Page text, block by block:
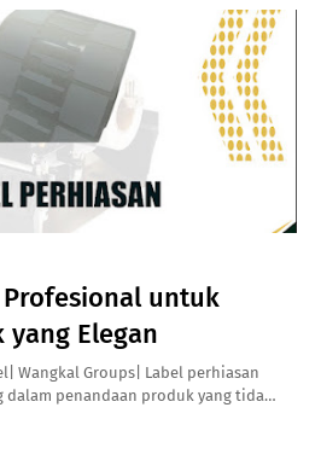
untuk
Elegan
Wangkal Groups| Label perhiasan
dalam penandaan produk yang tida…